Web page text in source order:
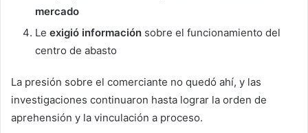
mercado
Le exigió información sobre el funcionamiento del
centro de abasto
La presión sobre el comerciante no quedó ahí, y las
investigaciones continuaron hasta lograr la orden de
aprehensión y la vinculación a proceso.